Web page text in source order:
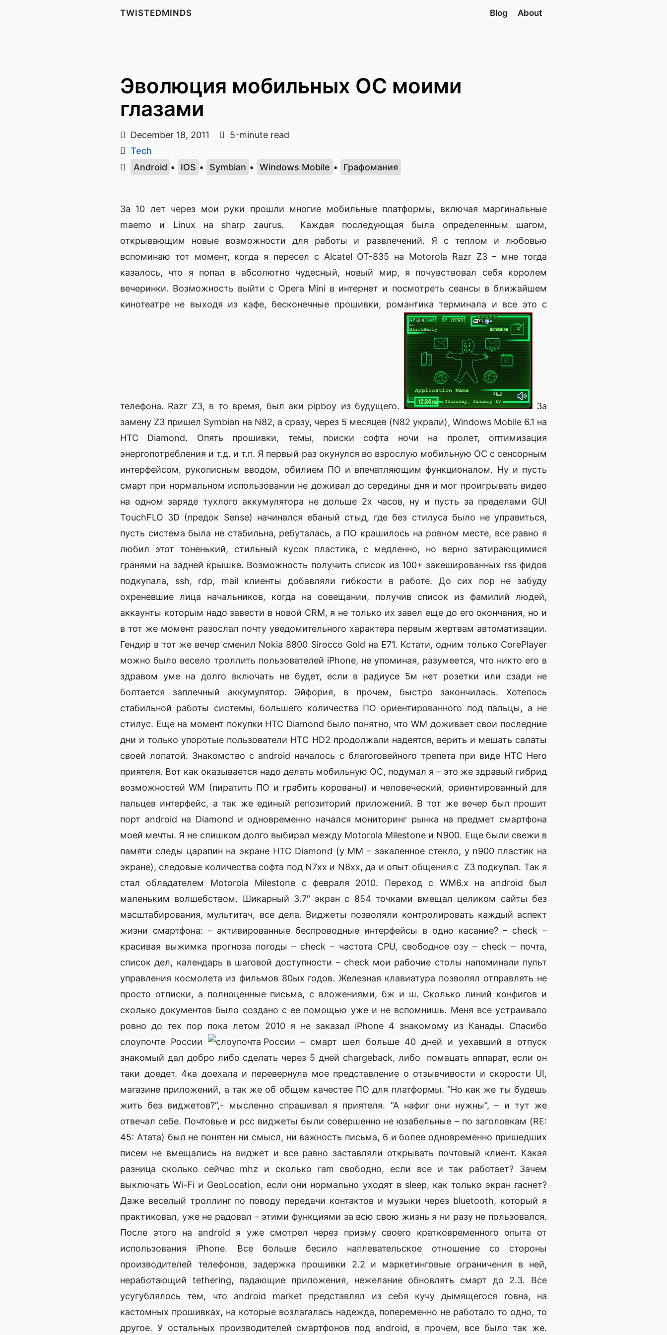
TWISTEDMINDS Blog About
Эволюция мобильных ОС моими
глазами
December 18, 2011
5-minute read
Tech
Android • IOS • Symbian • Windows Mobile • Графомания
За 10 лет через мои руки прошли многие мобильные платформы, включая маргинальные
maemo и Linux на sharp zaurus. Каждая последующая была определенным шагом,
открывающим новые возможности для работы и развлечений. Я с теплом и любовью
вспоминаю тот момент, когда я пересел с Alcatel OT-835 на Motorola Razr Z3 – мне тогда
казалось, что я попал в абсолютно чудесный, новый мир, я почувствовал себя королем
вечеринки. Возможность выйти с Opera Mini в интернет и посмотреть сеансы в ближайшем
кинотеатре не выходя из кафе, бесконечные прошивки, романтика терминала и все это с
телефона. Razr Z3, в то время, был аки pipboy из будущего.
За
замену Z3 пришел Symbian на N82, а сразу, через 5 месяцев (N82 украли), Windows Mobile 6.1 на
HTC Diamond. Опять прошивки, темы, поиски софта ночи на пролет, оптимизация
энергопотребления и т.д. и т.п. Я первый раз окунулся во взрослую мобильную ОС с сенсорным
интерфейсом, рукописным вводом, обилием ПО и впечатляющим функционалом. Ну и пусть
смарт при нормальном использовании не доживал до середины дня и мог проигрывать видео
на одном заряде тухлого аккумулятора не дольше 2х часов, ну и пусть за пределами GUI
TouchFLO 3D (предок Sense) начинался ебаный стыд, где без стилуса было не управиться,
пусть система была не стабильна, ребуталась, а ПО крашилось на ровном месте, все равно я
любил этот тоненький, стильный кусок пластика, с медленно, но верно затирающимися
гранями на задней крышке. Возможность получить список из 100+ закешированных rss фидов
подкупала, ssh, rdp, mail клиенты добавляли гибкости в работе. До сих пор не забуду
охреневшие лица начальников, когда на совещании, получив список из фамилий людей,
аккаунты которым надо завести в новой CRM, я не только их завел еще до его окончания, но и
в тот же момент разослал почту уведомительного характера первым жертвам автоматизации.
Гендир в тот же вечер сменил Nokia 8800 Sirocco Gold на E71. Кстати, одним только CorePlayer
можно было весело троллить пользователей iPhone, не упоминая, разумеется, что никто его в
здравом уме на долго включать не будет, если в радиусе 5м нет розетки или сзади не
болтается заплечный аккумулятор. Эйфория, в прочем, быстро закончилась. Хотелось
стабильной работы системы, большего количества ПО ориентированного под пальцы, а не
стилус. Еще на момент покупки HTC Diamond было понятно, что WM доживает свои последние
дни и только упоротые пользователи HTC HD2 продолжали надеятся, верить и мешать салаты
своей лопатой. Знакомство с android началось с благоговейного трепета при виде HTC Hero
приятеля. Вот как оказывается надо делать мобильную ОС, подумал я – это же здравый гибрид
возможностей WM (пиратить ПО и грабить корованы) и человеческий, ориентированный для
пальцев интерфейс, а так же единый репозиторий приложений. В тот же вечер был прошит
порт android на Diamond и одновременно начался мониторинг рынка на предмет смартфона
моей мечты. Я не слишком долго выбирал между Motorola Milestone и N900. Еще были свежи в
памяти следы царапин на экране HTC Diamond (у MM – закаленное стекло, у n900 пластик на
экране), следовые количества софта под N7xx и N8xx, да и опыт общения с Z3 подкупал. Так я
стал обладателем Motorola Milestone с февраля 2010. Переход с WM6.x на android был
маленьким волшебством. Шикарный 3.7″ экран с 854 точками вмещал целиком сайты без
масштабирования, мультитач, все дела. Виджеты позволяли контролировать каждый аспект
жизни смартфона: – активированные беспроводные интерфейсы в одно касание? – check –
красивая выжимка прогноза погоды – check – частота CPU, свободное озу – check – почта,
список дел, календарь в шаговой доступности – check мои рабочие столы напоминали пульт
управления космолета из фильмов 80ых годов. Железная клавиатура позволял отправлять не
просто отписки, а полноценные письма, с вложениями, бж и ш. Сколько линий конфигов и
сколько документов было создано с ее помощью уже и не вспомнишь. Меня все устраивало
ровно до тех пор пока летом 2010 я не заказал iPhone 4 знакомому из Канады. Спасибо
слоупочте России
– смарт шел больше 40 дней и уехавший в отпуск
знакомый дал добро либо сделать через 5 дней chargeback, либо помацать аппарат, если он
таки доедет. 4ка доехала и перевернула мое представление о отзывчивости и скорости UI,
магазине приложений, а так же об общем качестве ПО для платформы. “Но как же ты будешь
жить без виджетов?”,- мысленно спрашивал я приятеля. “А нафиг они нужны”, – и тут же
отвечал себе. Почтовые и рсс виджеты были совершенно не юзабельные – по заголовкам (RE:
45: Атата) был не понятен ни смысл, ни важность письма, 6 и более одновременно пришедших
писем не вмещались на виджет и все равно заставляли открывать почтовый клиент. Какая
разница сколько сейчас mhz и сколько ram свободно, если все и так работает? Зачем
выключать Wi-Fi и GeoLocation, если они нормально уходят в sleep, как только экран гаснет?
Даже веселый троллинг по поводу передачи контактов и музыки через bluetooth, который я
практиковал, уже не радовал – этими функциями за всю свою жизнь я ни разу не пользовался.
После этого на android я уже смотрел через призму своего кратковременного опыта от
использования iPhone. Все больше бесило наплевательское отношение со стороны
производителей телефонов, задержка прошивки 2.2 и маркетинговые ограничения в ней,
неработающий tethering, падающие приложения, нежелание обновлять смарт до 2.3. Все
усугублялось тем, что android market представлял из себя кучу дымящегося говна, на
кастомных прошивках, на которые возлагалась надежда, попеременно не работало то одно, то
другое. У остальных производителей смартфонов под android, в прочем, все было так же.